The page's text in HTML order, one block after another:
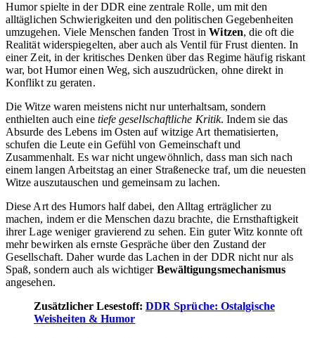
Humor spielte in der DDR eine zentrale Rolle, um mit den
alltäglichen Schwierigkeiten und den politischen Gegebenheiten
umzugehen. Viele Menschen fanden Trost inWitzen, die oft die
Realität widerspiegelten, aber auch als Ventil für Frust dienten. In
einer Zeit, in der kritisches Denken über das Regime häufig riskant
war, bot Humor einen Weg, sich auszudrücken, ohne direkt in
Konflikt zu geraten.
Die Witze waren meistens nicht nur unterhaltsam, sondern
enthielten auch eine tiefe gesellschaftliche Kritik. Indem sie das
Absurde des Lebens im Osten auf witzige Art thematisierten,
schufen die Leute ein Gefühl von Gemeinschaft und
Zusammenhalt. Es war nicht ungewöhnlich, dass man sich nach
einem langen Arbeitstag an einer Straßenecke traf, um die neuesten
Witze auszutauschen und gemeinsam zu lachen.
Diese Art des Humors half dabei, den Alltag erträglicher zu
machen, indem er die Menschen dazu brachte, die Ernsthaftigkeit
ihrer Lage weniger gravierend zu sehen. Ein guter Witz konnte oft
mehr bewirken als ernste Gespräche über den Zustand der
Gesellschaft. Daher wurde das Lachen in der DDR nicht nur als
Spaß, sondern auch als wichtiger Bewältigungsmechanismus
angesehen.
Zusätzlicher Lesestoff: DDR Sprüche: Ostalgische
Weisheiten & Humor